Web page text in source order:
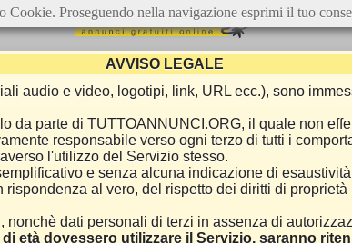
AVVISO LEGALE
audio e video, logotipi, link, URL ecc.), sono
da parte di TUTTOANNUNCI.ORG, il quale non
responsabile verso ogni terzo di tutti i
l'utilizzo del Servizio stesso.
e senza alcuna indicazione di
al vero, del rispetto dei diritti di
dati personali di terzi in assenza di
età dovessero utilizzare il Servizio, saranno
Proseguendo nella navigazione esprimi il tuo